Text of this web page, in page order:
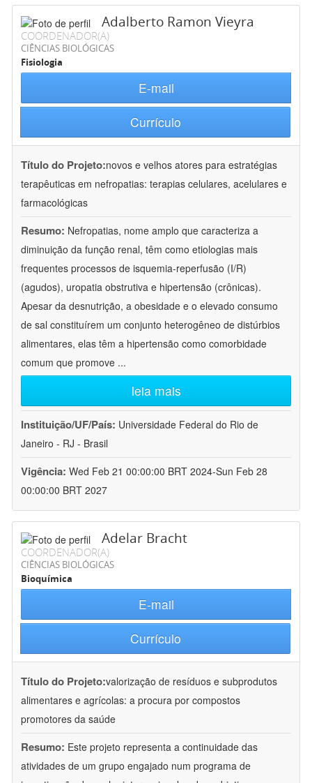
Adalberto Ramon Vieyra
COORDENADOR(A)
CIÊNCIAS BIOLÓGICAS
Fisiologia
E-mail
Currículo
Título do Projeto:novos e velhos atores para estratégias
terapêuticas em nefropatias: terapias celulares, acelulares e
farmacológicas
Resumo: Nefropatias, nome amplo que caracteriza a
diminuição da função renal, têm como etiologias mais
frequentes processos de isquemia-reperfusão (I/R)
(agudos), uropatia obstrutiva e hipertensão (crônicas).
Apesar da desnutrição, a obesidade e o elevado consumo
de sal constituírem um conjunto heterogêneo de distúrbios
alimentares, elas têm a hipertensão como comorbidade
comum que promove ...
leia mais
Instituição/UF/País: Universidade Federal do Rio de
Janeiro - RJ - Brasil
Vigência: Wed Feb 21 00:00:00 BRT 2024-Sun Feb 28
00:00:00 BRT 2027
Adelar Bracht
COORDENADOR(A)
CIÊNCIAS BIOLÓGICAS
Bioquímica
E-mail
Currículo
Título do Projeto:valorização de resíduos e subprodutos
alimentares e agrícolas: a procura por compostos
promotores da saúde
Resumo: Este projeto representa a continuidade das
atividades de um grupo engajado num programa de